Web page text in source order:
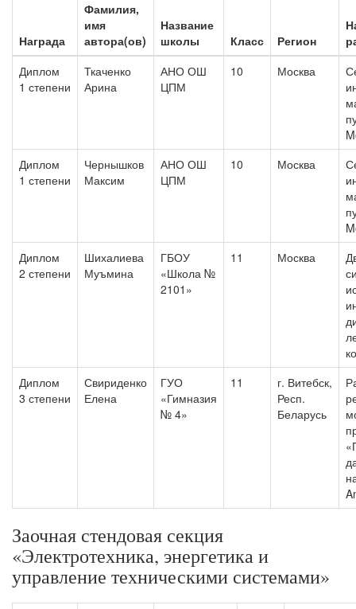
Награда
Фамилия,
имя
автора(ов)
Название
школы
Класс Регион
Диплом
1 степени
Ткаченко
Арина
АНО ОШ
ЦПМ
10 Москва
Диплом
1 степени
Чернышков
Максим
АНО ОШ
ЦПМ
10 Москва
Диплом
2 степени
Шихалиева
Муъмина
ГБОУ
«Школа №
2101»
11 Москва
Диплом
3 степени
Свириденко
Елена
ГУО
«Гимназия
№ 4»
11
г. Витебск,
Респ.
Беларусь
Заочная стендовая секция
«Электротехника, энергетика и
управление техническими системами»